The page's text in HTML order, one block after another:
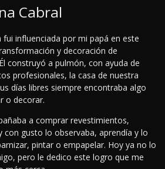
Cabral
fui influenciada por mi papá en este
y decoración de
construyó a pulmón, con ayuda de
profesionales, la casa de nuestra
días libres siempre encontraba algo
o decorar.
a comprar revestimientos,
con gusto lo observaba, aprendía y lo
pintar o empapelar. Hoy ya no lo
pero le dedico este logro que me